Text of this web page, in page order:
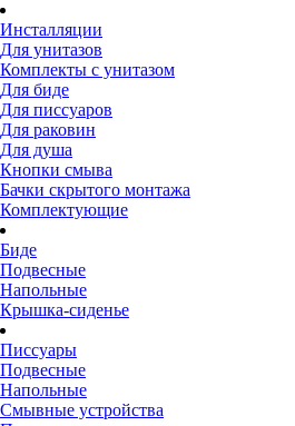
Инсталляции
Для унитазов
Комплекты с унитазом
Для биде
Для писсуаров
Для раковин
Для душа
Кнопки смыва
Бачки скрытого монтажа
Комплектующие
Биде
Подвесные
Напольные
Крышка-сиденье
Писсуары
Подвесные
Напольные
Смывные устройства